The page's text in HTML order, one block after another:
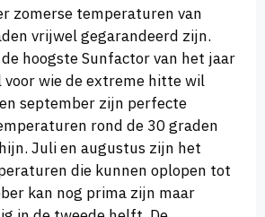
zomerse temperaturen van
vrijwel gegarandeerd zijn.
hoogste Sunfactor van het jaar
voor wie de extreme hitte wil
september zijn perfecte
rond de 30 graden
Juli en augustus zijn het
die kunnen oplopen tot
kan nog prima zijn maar